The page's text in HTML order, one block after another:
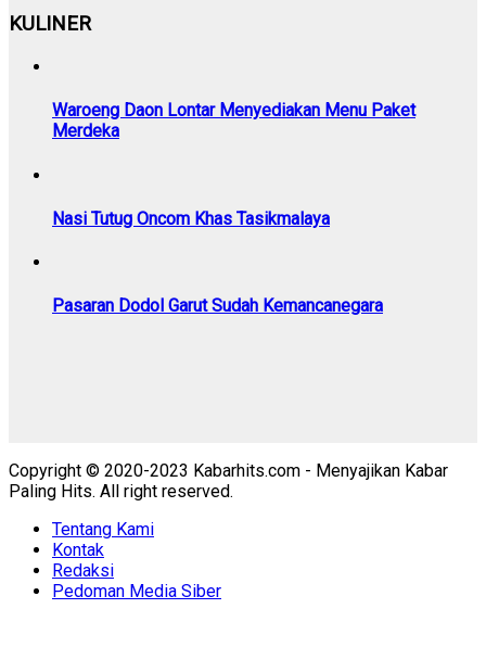
KULINER
Waroeng Daon Lontar Menyediakan Menu Paket
Merdeka
Nasi Tutug Oncom Khas Tasikmalaya
Pasaran Dodol Garut Sudah Kemancanegara
Copyright © 2020-2023 Kabarhits.com - Menyajikan Kabar
Paling Hits. All right reserved.
Tentang Kami
Kontak
Redaksi
Pedoman Media Siber